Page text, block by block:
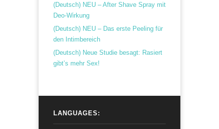
(Deutsch) NEU – After Shave Spray mit
Deo-Wirkung
(Deutsch) NEU – Das erste Peeling für
den Intimbereich
(Deutsch) Neue Studie besagt: Rasiert
gibt’s mehr Sex!
LANGUAGES: